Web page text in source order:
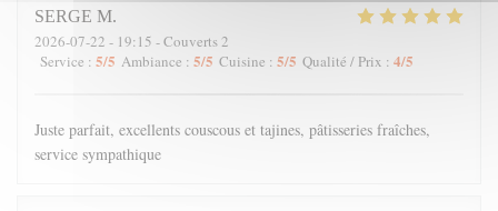
SERGE M
2026-07-22 - 19:15 - Couverts 2
Service : 5/5 Ambiance : 5/5 Cuisine : 5/5 Qualité / Prix : 4/5
Juste parfait, excellents couscous et tajines, pâtisseries fraîches,
service sympathique